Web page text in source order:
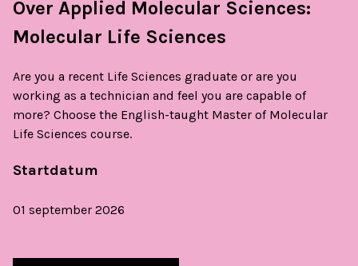
Over Applied Molecular Sciences:
Molecular Life Sciences
Are you a recent Life Sciences graduate or are you
working as a technician and feel you are capable of
more? Choose the English-taught Master of Molecular
Life Sciences course.
Startdatum
01 september 2026